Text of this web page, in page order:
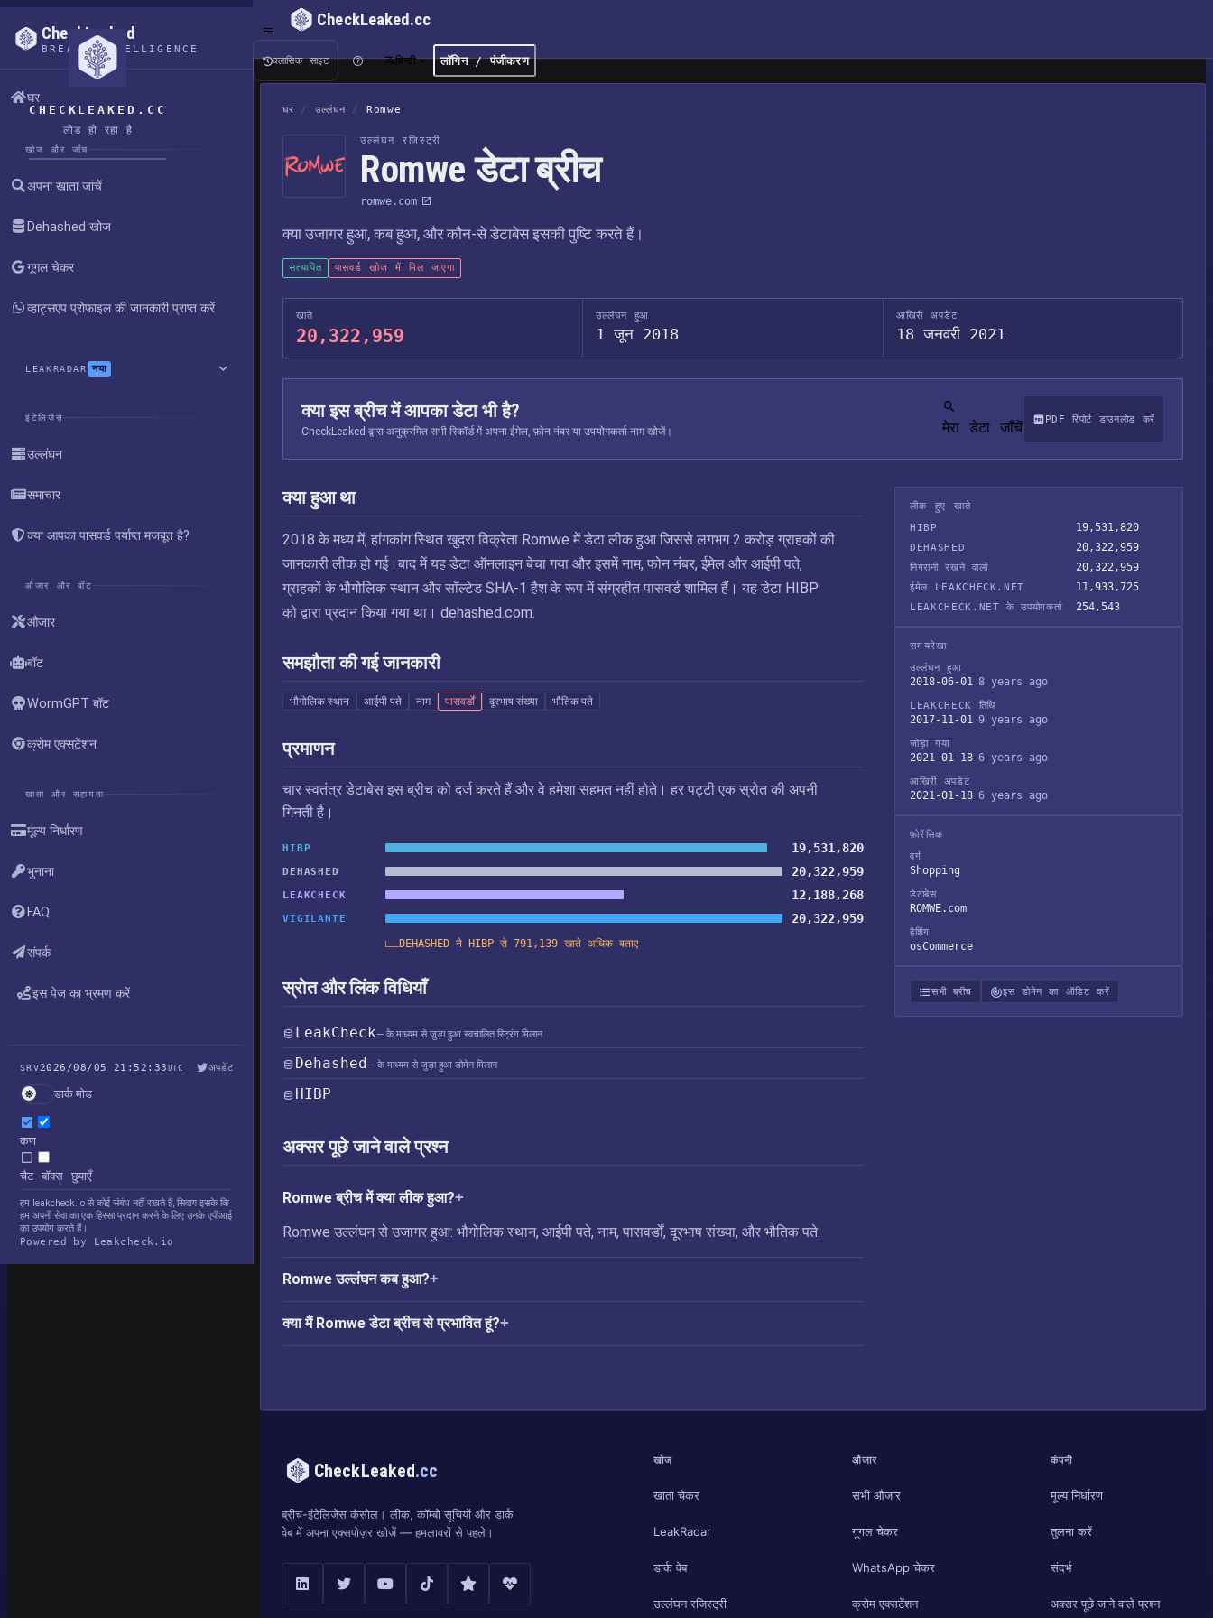
CHECKLEAKED.CC
लोड हो रहा है
CheckLeaked
BREACH INTELLIGENCE
घर
खोज और जाँच
अपना खाता जांचें
Dehashed खोज
गूगल चेकर
व्हाट्सएप प्रोफाइल की जानकारी प्राप्त करें
LEAKRADAR नया
इंटेलिजेंस
उल्लंघन
समाचार
क्या आपका पासवर्ड पर्याप्त मजबूत है?
औजार और बॉट
औजार
बॉट
WormGPT बॉट
क्रोम एक्सटेंशन
खाता और सहायता
मूल्य निर्धारण
भुनाना
FAQ
संपर्क
इस पेज का भ्रमण करें
SRV2026/08/05 21:52:33UTC अपडेट
डार्क मोड
कण
चैट बॉक्स छुपाएँ
हम leakcheck.io से कोई संबंध नहीं रखते हैं, सिवाय इसके कि
हम अपनी सेवा का एक हिस्सा प्रदान करने के लिए उनके एपीआई
का उपयोग करते हैं।
Powered by Leakcheck.io
CheckLeaked.cc
क्लासिक साइट हिन्दी लॉगिन / पंजीकरण
घर / उल्लंघन / Romwe
उल्लंघन रजिस्ट्री
Romwe डेटा ब्रीच
romwe.com
क्या उजागर हुआ, कब हुआ, और कौन-से डेटाबेस इसकी पुष्टि करते हैं।
सत्यापित पासवर्ड खोज में मिल जाएगा
खाते
20,322,959
उल्लंघन हुआ
1 जून 2018
आखिरी अपडेट
18 जनवरी 2021
क्या इस ब्रीच में आपका डेटा भी है?
CheckLeaked द्वारा अनुक्रमित सभी रिकॉर्ड में अपना ईमेल, फ़ोन नंबर या उपयोगकर्ता नाम खोजें। मेरा डेटा जाँचें PDF रिपोर्ट डाउनलोड करें
क्या हुआ था
2018 के मध्य में, हांगकांग स्थित खुदरा विक्रेता Romwe में डेटा लीक हुआ जिससे लगभग 2 करोड़ ग्राहकों की
जानकारी लीक हो गई।बाद में यह डेटा ऑनलाइन बेचा गया और इसमें नाम, फोन नंबर, ईमेल और आईपी पते,
ग्राहकों के भौगोलिक स्थान और सॉल्टेड SHA-1 हैश के रूप में संग्रहीत पासवर्ड शामिल हैं। यह डेटा HIBP
को द्वारा प्रदान किया गया था। dehashed.com.
समझौता की गई जानकारी
भौगोलिक स्थान आईपी पते नाम पासवर्डों दूरभाष संख्या भौतिक पते
प्रमाणन
चार स्वतंत्र डेटाबेस इस ब्रीच को दर्ज करते हैं और वे हमेशा सहमत नहीं होते। हर पट्टी एक स्रोत की अपनी
गिनती है।
HIBP 19,531,820
DEHASHED 20,322,959
LEAKCHECK 12,188,268
VIGILANTE 20,322,959
DEHASHED ने HIBP से 791,139 खाते अधिक बताए
स्रोत और लिंक विधियाँ
LeakCheck— के माध्यम से जुड़ा हुआ स्वचालित स्ट्रिंग मिलान
Dehashed— के माध्यम से जुड़ा हुआ डोमेन मिलान
HIBP
अक्सर पूछे जाने वाले प्रश्न
Romwe ब्रीच में क्या लीक हुआ?
Romwe उल्लंघन से उजागर हुआ: भौगोलिक स्थान, आईपी पते, नाम, पासवर्डों, दूरभाष संख्या, और भौतिक पते.
Romwe उल्लंघन कब हुआ?
क्या मैं Romwe डेटा ब्रीच से प्रभावित हूं?
लीक हुए खाते
HIBP
19,531,820
DEHASHED 20,322,959
निगरानी रखने वालों 20,322,959
ईमेल LEAKCHECK.NET 11,933,725
LEAKCHECK.NET के उपयोगकर्ता 254,543
समयरेखा
उल्लंघन हुआ
2018-06-01 8 years ago
LEAKCHECK तिथि
2017-11-01 9 years ago
जोड़ा गया
2021-01-18 6 years ago
आखिरी अपडेट
2021-01-18 6 years ago
फ़ोरेंसिक
वर्ग
Shopping
डेटाबेस
ROMWE.com
हैशिंग
osCommerce
सभी ब्रीच इस डोमेन का ऑडिट करें
CheckLeaked.cc
ब्रीच-इंटेलिजेंस कंसोल। लीक, कॉम्बो सूचियों और डार्क
वेब में अपना एक्सपोज़र खोजें — हमलावरों से पहले।
खोज
खाता चेकर
LeakRadar
डार्क वेब
उल्लंघन रजिस्ट्री
औजार
सभी औजार
गूगल चेकर
WhatsApp चेकर
क्रोम एक्सटेंशन
कंपनी
मूल्य निर्धारण
तुलना करें
संदर्भ
अक्सर पूछे जाने वाले प्रश्न